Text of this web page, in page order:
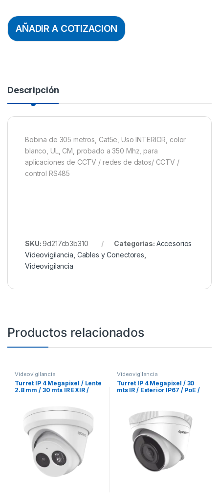
AÑADIR A COTIZACION
Descripción
Bobina de 305 metros, Cat5e, Uso INTERIOR, color
blanco, UL, CM, probado a 350 Mhz, para
aplicaciones de CCTV / redes de datos/ CCTV /
control RS485
SKU:9d217cb3b310 Categorías: Accesorios
Videovigilancia Cables y Conectores
Videovigilancia
Productos relacionados
Videovigilancia
Turret IP 4 Megapixel / Lente
2.8 mm / 30 mts IR EXIR /
Falsas Alarmas) / Micrófono
Integrado / Ultra Baja
Iluminación
Videovigilancia
Turret IP 4 Megapixel / 30
mts IR / Exterior IP67 / PoE /